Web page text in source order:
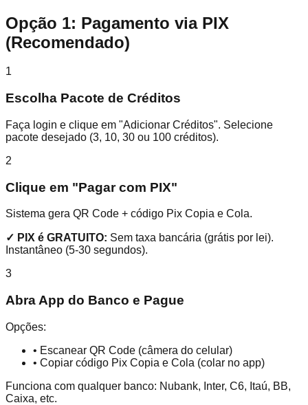
Opção 1: Pagamento via PIX
(Recomendado)
1
Escolha Pacote de Créditos
Faça login e clique em "Adicionar Créditos". Selecione
pacote desejado (3, 10, 30 ou 100 créditos).
2
Clique em "Pagar com PIX"
Sistema gera QR Code + código Pix Copia e Cola.
✓ PIX é GRATUITO: Sem taxa bancária (grátis por lei).
Instantâneo (5-30 segundos).
3
Abra App do Banco e Pague
Opções:
• Escanear QR Code (câmera do celular)
• Copiar código Pix Copia e Cola (colar no app)
Funciona com qualquer banco: Nubank, Inter, C6, Itaú, BB,
Caixa, etc.